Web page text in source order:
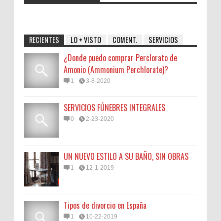
RECIENTES LO + VISTO COMENT. SERVICIOS
¿Donde puedo comprar Perclorato de
Amonio (Ammonium Perchlorate)?
1 3-8-2020
SERVICIOS FÚNEBRES INTEGRALES
0 2-23-2020
UN NUEVO ESTILO A SU BAÑO, SIN OBRAS
1 12-1-2019
Tipos de divorcio en España
1 10-22-2019